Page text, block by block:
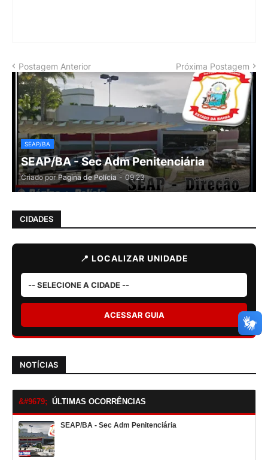
Postagem Anterior Próxima Postagem
SEAP/BA
SEAP/BA - Sec Adm Penitenciária
Criado por Pagina de Polícia - 09:23
CIDADES
📍 LOCALIZAR UNIDADE
ACESSAR GUIA
NOTÍCIAS
ÚLTIMAS OCORRÊNCIAS
SEAP/BA - Sec Adm Penitenciária